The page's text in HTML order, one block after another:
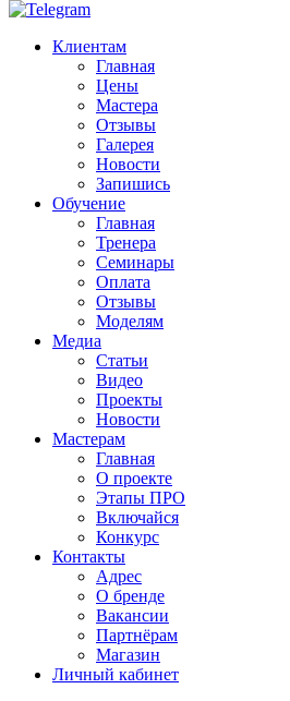
Клиентам
Главная
Цены
Мастера
Отзывы
Галерея
Новости
Запишись
Обучение
Главная
Тренера
Семинары
Оплата
Отзывы
Моделям
Медиа
Статьи
Видео
Проекты
Новости
Мастерам
Главная
О проекте
Этапы ПРО
Включайся
Конкурс
Контакты
Адрес
О бренде
Вакансии
Партнёрам
Магазин
Личный кабинет